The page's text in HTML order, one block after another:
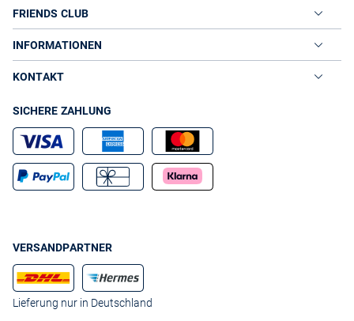
FRIENDS CLUB
INFORMATIONEN
KONTAKT
SICHERE ZAHLUNG
VERSANDPARTNER
Lieferung nur in Deutschland